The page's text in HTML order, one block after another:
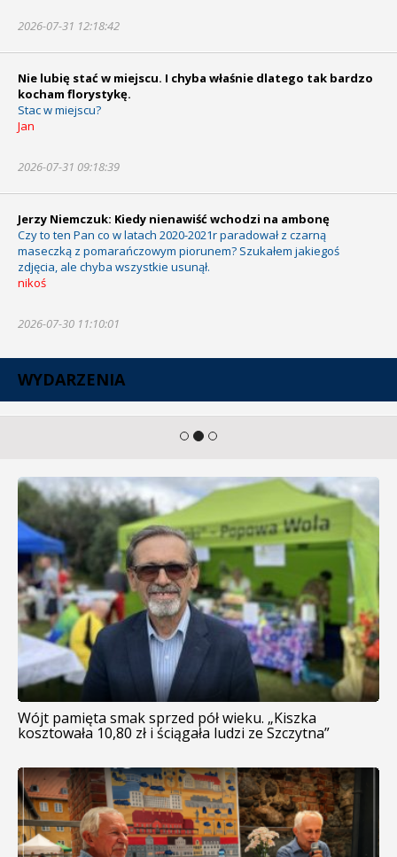
2026-07-31 12:18:42
Nie lubię stać w miejscu. I chyba właśnie dlatego tak bardzo
kocham florystykę.
Stac w miejscu?
Jan
2026-07-31 09:18:39
Jerzy Niemczuk: Kiedy nienawiść wchodzi na ambonę
Czy to ten Pan co w latach 2020-2021r paradował z czarną
maseczką z pomarańczowym piorunem? Szukałem jakiegoś
zdjęcia, ale chyba wszystkie usunął.
nikoś
2026-07-30 11:10:01
WYDARZENIA
Wójt pamięta smak sprzed pół wieku. „Kiszka
kosztowała 10,80 zł i ściągała ludzi ze Szczytna”